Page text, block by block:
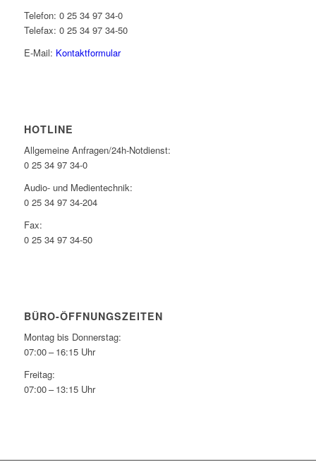
Telefon: 0 25 34 97 34-0
Telefax: 0 25 34 97 34-50
E-Mail: Kontaktformular
HOTLINE
Allgemeine Anfragen/24h-Notdienst:
0 25 34 97 34-0
Audio- und Medientechnik:
0 25 34 97 34-204
Fax:
0 25 34 97 34-50
BÜRO-ÖFFNUNGSZEITEN
Montag bis Donnerstag:
07:00 – 16:15 Uhr
Freitag:
07:00 – 13:15 Uhr